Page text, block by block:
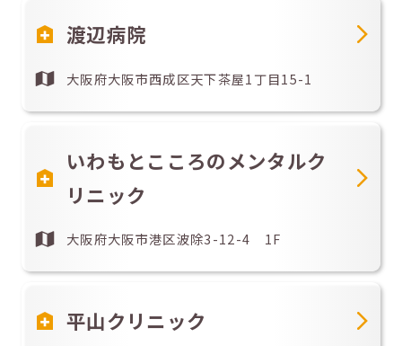
渡辺病院
大阪府大阪市西成区天下茶屋1丁目15-1
いわもとこころのメンタルク
リニック
大阪府大阪市港区波除3-12-4 1F
平山クリニック